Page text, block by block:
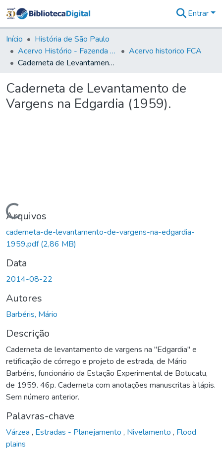
&
Coleções
Tudo na
Biblioteca
Estatísticas
Entrar
Início
História de São Paulo
Acervo Histório - Fazenda Lageado
Acervo historico FCA
Caderneta de Levantamento de Vargens na Edgardia (1959).
Caderneta de Levantamento de
Vargens na Edgardia (1959).
Carregando...
Arquivos
caderneta-de-levantamento-de-vargens-na-edgardia-
1959.pdf(2,86 MB)
Data
2014-08-22
Autores
Barbéris, Mário
Descrição
Caderneta de levantamento de vargens na "Edgardia" e
retificação de córrego e projeto de estrada, de Mário
Barbéris, funcionário da Estação Experimental de Botucatu,
de 1959. 46p. Caderneta com anotações manuscritas à lápis.
Sem número anterior.
Palavras-chave
Várzea , Estradas - Planejamento , Nivelamento , Flood
plains